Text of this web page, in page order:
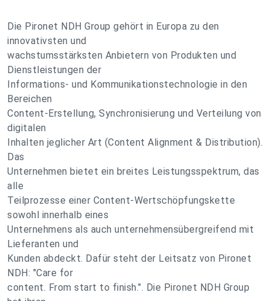
Die Pironet NDH Group gehört in Europa zu den
innovativsten und
wachstumsstärksten Anbietern von Produkten und
Dienstleistungen der
Informations- und Kommunikationstechnologie in den
Bereichen
Content-Erstellung, Synchronisierung und Verteilung von
digitalen
Inhalten jeglicher Art (Content Alignment & Distribution).
Das
Unternehmen bietet ein breites Leistungsspektrum, das
alle
Teilprozesse einer Content-Wertschöpfungskette
sowohl innerhalb eines
Unternehmens als auch unternehmensübergreifend mit
Lieferanten und
Kunden abdeckt. Dafür steht der Leitsatz von Pironet
NDH: "Care for
content. From start to finish.". Die Pironet NDH Group